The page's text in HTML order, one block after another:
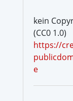
kein
(CC0 1.0)
https://
e